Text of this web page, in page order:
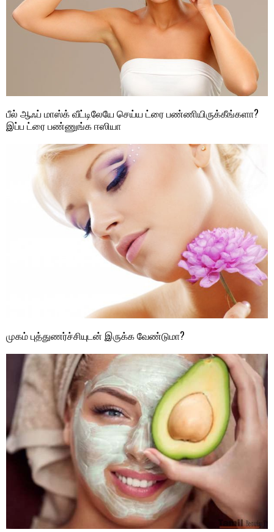
பீல் ஆஃப் மாஸ்க் வீட்டிலேயே செய்ய ட்ரை பண்ணியிருக்கீங்களா?
இப்ப ட்ரை பண்ணுங்க ஈஸியா
முகம் புத்துணர்ச்சியுடன் இருக்க வேண்டுமா?